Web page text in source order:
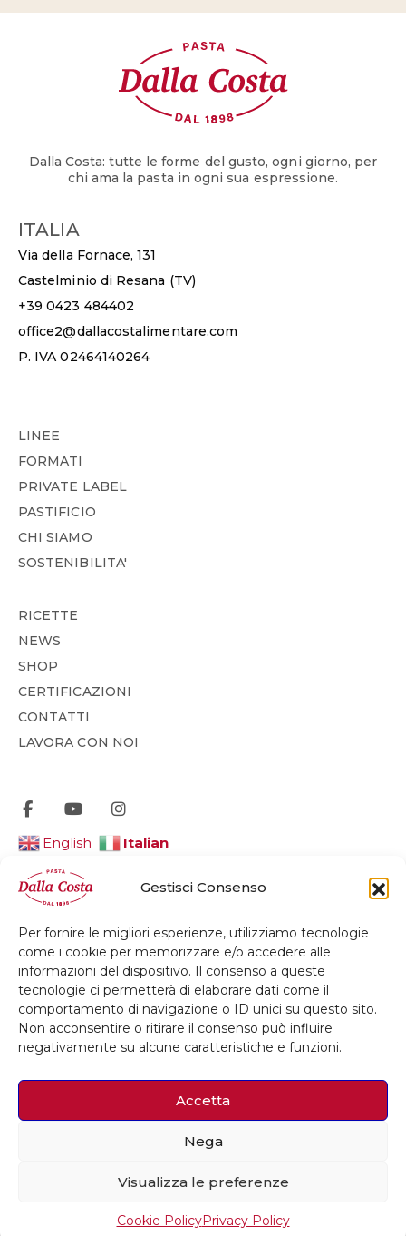
Gestisci Consenso
Per fornire le migliori esperienze, utilizziamo tecnologie
come i cookie per memorizzare e/o accedere alle
informazioni del dispositivo. Il consenso a queste
tecnologie ci permetterà di elaborare dati come il
comportamento di navigazione o ID unici su questo sito.
Non acconsentire o ritirare il consenso può influire
negativamente su alcune caratteristiche e funzioni.
Accetta
Nega
Visualizza le preferenze
Cookie PolicyPrivacy Policy
Dalla Costa: tutte le forme del gusto, ogni giorno, per
chi ama la pasta in ogni sua espressione.
ITALIA
Via della Fornace, 131
Castelminio di Resana (TV)
+39 0423 484402
office2@dallacostalimentare.com
P. IVA 02464140264
LINEE
FORMATI
PRIVATE LABEL
PASTIFICIO
CHI SIAMO
SOSTENIBILITA'
RICETTE
NEWS
SHOP
CERTIFICAZIONI
CONTATTI
LAVORA CON NOI
English Italian
© 2026 Dalla Costa Alimentare Srl
Privacy Policy Cookie Policy Credits
Whistleblowing Accessibilità